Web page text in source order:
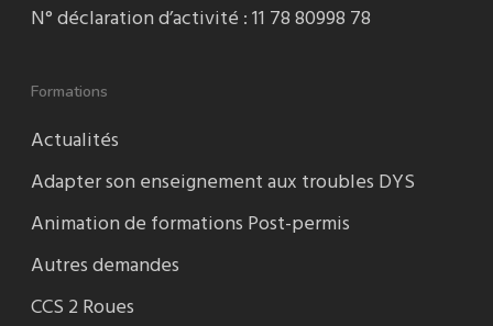
N° déclaration d’activité : 11 78 80998 78
Formations
Actualités
Adapter son enseignement aux troubles DYS
Animation de formations Post-permis
Autres demandes
CCS 2 Roues